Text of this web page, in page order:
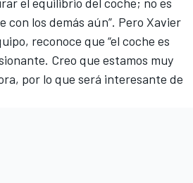
con los demás aún”. Pero Xavier
reconoce que “el coche es
Creo que estamos muy
por lo que será interesante de